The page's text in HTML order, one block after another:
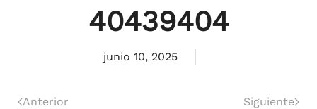
40439404
junio 10, 2025
Anterior Siguiente